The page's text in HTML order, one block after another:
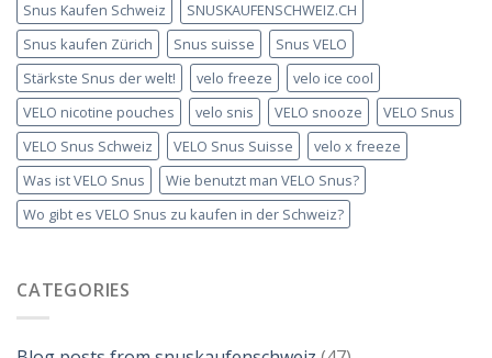
Snus Kaufen Schweiz
SNUSKAUFENSCHWEIZ.CH
Snus kaufen Zürich
Snus suisse
Snus VELO
Stärkste Snus der welt!
velo freeze
velo ice cool
VELO nicotine pouches
velo snis VELO snooze
VELO Snus
VELO Snus Schweiz
VELO Snus Suisse
velo x freeze
Was ist VELO Snus
Wie benutzt man VELO Snus?
Wo gibt es VELO Snus zu kaufen in der Schweiz?
CATEGORIES